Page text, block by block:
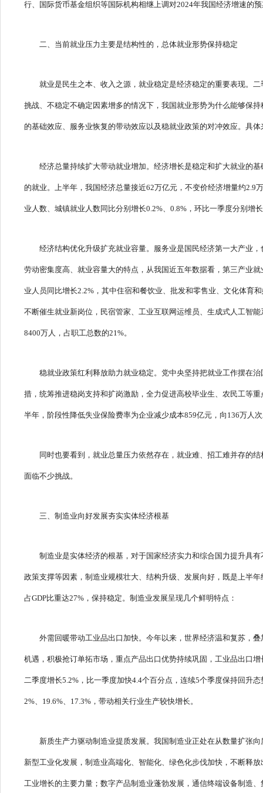
行、国际货币基金组织等国际机构相继上调对2024年我国经济增速的
二、当前就业压力主要是结构性的，总体就业形势保持稳定
就业是民生之本、收入之源，就业稳定是经济稳定的重要表现。
挑战、不稳定不确定因素增多的情况下，我国就业形势为什么能够保
的基础效应、服务业恢复的带动效应以及稳就业政策的对冲效应。具体
经济总量持续扩大带动就业增加。经济增长是稳定和扩大就业的
的就业。上半年，我国经济总量接近62万亿元，不变价经济增量约
业人数、城镇就业人数同比分别增长0.2%、0.8%，环比一季度分别增
经济结构优化升级扩充就业容量。服务业是国民经济第一大产业
劳动密集度高、就业容量大的特点，从我国近五年数据看，第三产业
业人员同比增长2.2%，其中住宿和餐饮业、批发和零售业、文化体育
不断催生就业新岗位，民宿管家、工业互联网运维员、生成式人工智
8400万人，占职工总数的21%。
稳就业政策红利释放助力就业稳定。党中央坚持把就业工作摆在
措，统筹推进稳岗支持和扩岗激励，全力促进高校毕业生、农民工等
半年，阶段性降低失业保险费率为企业减少成本859亿元，向136万人
同时也要看到，就业总量压力依然存在，就业难、招工难并存的
面临不少挑战。
三、制造业向好发展夯实实体经济根基
制造业是实体经济的根基，对于国家经济实力和综合国力提升具
政策支撑等因素，制造业规模壮大、结构升级、发展向好，既是上半
占GDP比重达27%，保持稳定。制造业发展呈现几个鲜明特点：
外需回暖带动工业品出口加快。今年以来，世界经济温和复苏，
机遇，积极抢订单拓市场，重点产品出口优势持续巩固，工业品出口
二季度增长5.2%，比一季度加快4.4个百分点，连续5个季度保持回升
2%、19.6%、17.3%，带动相关行业生产较快增长。
新质生产力驱动制造业提质发展。我国制造业正处在从数量扩张
新型工业化发展，制造业高端化、智能化、绿色化步伐加快，不断释
工业增长的主要力量；数字产品制造业蓬勃发展，通信终端设备制造